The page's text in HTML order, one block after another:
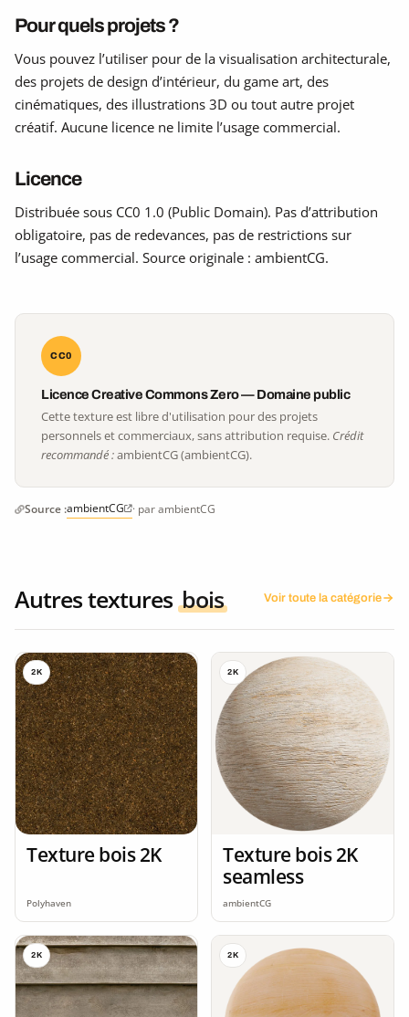
Pour quels projets ?
Vous pouvez l’utiliser pour de la visualisation architecturale,
des projets de design d’intérieur, du game art, des
cinématiques, des illustrations 3D ou tout autre projet
créatif. Aucune licence ne limite l’usage commercial.
Licence
Distribuée sous CC0 1.0 (Public Domain). Pas d’attribution
obligatoire, pas de redevances, pas de restrictions sur
l’usage commercial. Source originale : ambientCG.
CC0
Licence Creative Commons Zero — Domaine public
Cette texture est libre d'utilisation pour des projets
personnels et commerciaux, sans attribution requise. Crédit
recommandé :ambientCG (ambientCG).
Source :ambientCG · par ambientCG
Autres textures bois Voir toute la catégorie
2K
Texture bois 2K
Polyhaven
2K
Texture bois 2K
seamless
ambientCG
2K 2K